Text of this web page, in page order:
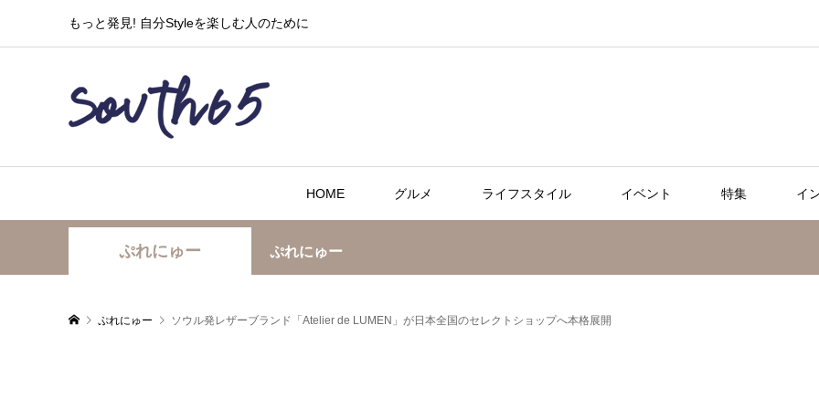
もっと発見! 自分Styleを楽しむ人のために
HOME グルメ ライフスタイル イベント 特集 イ
ぷれにゅー ぷれにゅー
ぷれにゅー ソウル発レザーブランド「Atelier de LUMEN」が日本全国のセレクトショップへ本格展開